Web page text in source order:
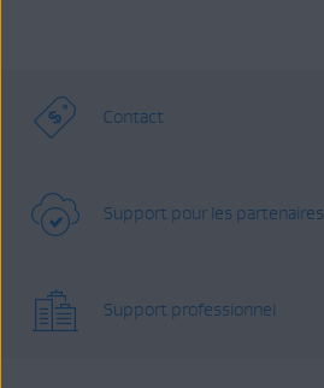
Contact
Support pour les partenaires
Support professionnel